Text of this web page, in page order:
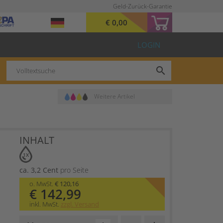
Geld-Zurück-Garantie
€ 0,00
LOGIN
search
Weitere Artikel
INHALT
1X
ca. 3,2 Centpro Seite
o. MwSt. € 120,16
€ 142,99
inkl. MwSt. zzgl. Versand